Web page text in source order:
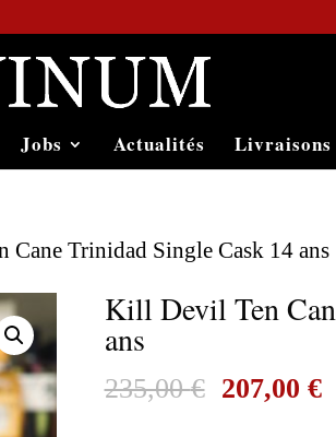
Jobs Actualités Livraisons
Trinidad Single Cask 14 ans
Kill Devil Ten
ans
235,00€ Le
207,00 €Le